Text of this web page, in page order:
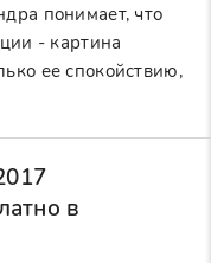
понимает, что
- картина
ее спокойствию,
в